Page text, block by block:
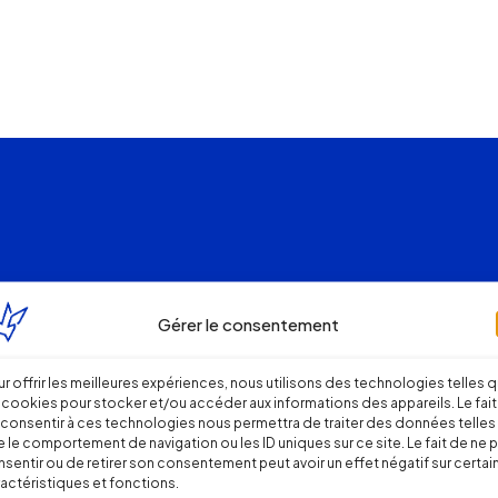
Gérer le consentement
offrir les meilleures expériences, nous utilisons des technologies telles
cookies pour stocker et/ou accéder aux informations des appareils. Le fait
à ces technologies nous permettra de traiter des données telles
le comportement de navigation ou les ID uniques sur ce site. Le fait de ne
ou de retirer son consentement peut avoir un effet négatif sur
et fonctions.